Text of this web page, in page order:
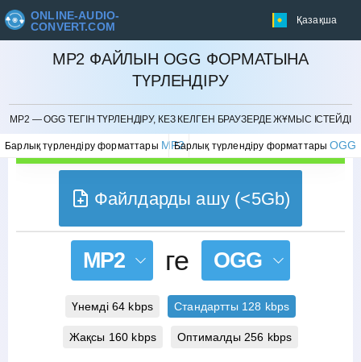
ONLINE-AUDIO-
CONVERT.COM
Қазақша
MP2 ФАЙЛЫН OGG ФОРМАТЫНА
ТҮРЛЕНДІРУ
MP2 — OGG ТЕГІН ТҮРЛЕНДІРУ, КЕЗ КЕЛГЕН БРАУЗЕРДЕ ЖҰМЫС ІСТЕЙДІ
Барлық түрлендіру форматтары MP2Барлық түрлендіру форматтарыOGG
БОЛДЫРМАУ
Файлдарды ашу (<5Gb)
MP2 ге OGG
Үнемді 64 kbps Стандартты 128 kbps
Жақсы 160 kbps Оптималды 256 kbps